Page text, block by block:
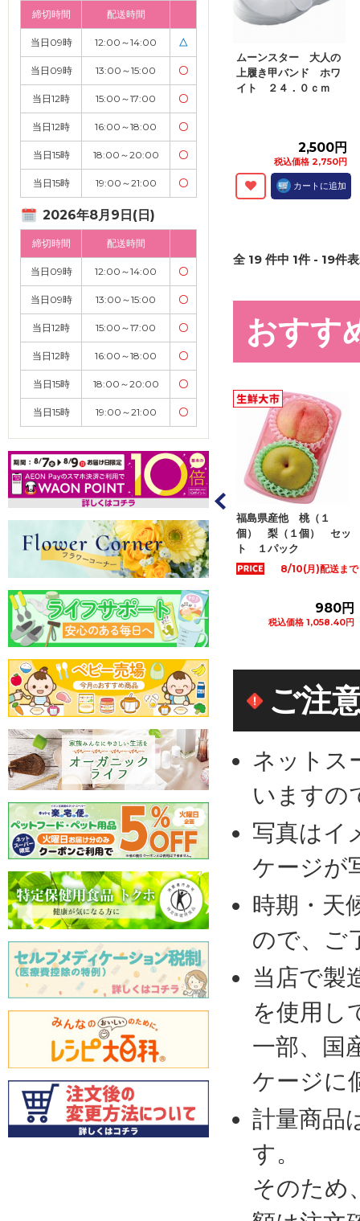
締切時間 配送時間
当日09時 12:00～14:00 △
当日09時 13:00～15:00 〇
当日12時 15:00～17:00 〇
当日12時 16:00～18:00 〇
当日15時 18:00～20:00 〇
当日15時 19:00～21:00 〇
2026年8月9日(日)
締切時間 配送時間
当日09時 12:00～14:00 〇
当日09時 13:00～15:00 〇
当日12時 15:00～17:00 〇
当日12時 16:00～18:00 〇
当日15時 18:00～20:00 〇
当日15時 19:00～21:00 〇
ムーンスター 大人の
上履き甲バンド ホワ
イト ２４．０ｃｍ
2,500円
税込価格 2,750円
カートに追加
全 19 件中 1件 - 19件
おすす
など国内産 春日
もも ２Ｌサイズ
１パッ...
1,280円
税込価格 1,382.40円
カートに追加
福島県産他 桃（１
個） 梨（１個） セッ
ト １パック
8/10(月)配送まで
980円
税込価格 1,058.40円
カートに追加
大分県など国内産 幸
梨 ２Ｌサイズ ２個
入 １パック
798
税込価格
ご注
ネットス
いますの
写真はイ
ケージが
時期・天
ので、ご
当店で製
を使用し
一部、国
ケージに
計量商品
す。
そのため